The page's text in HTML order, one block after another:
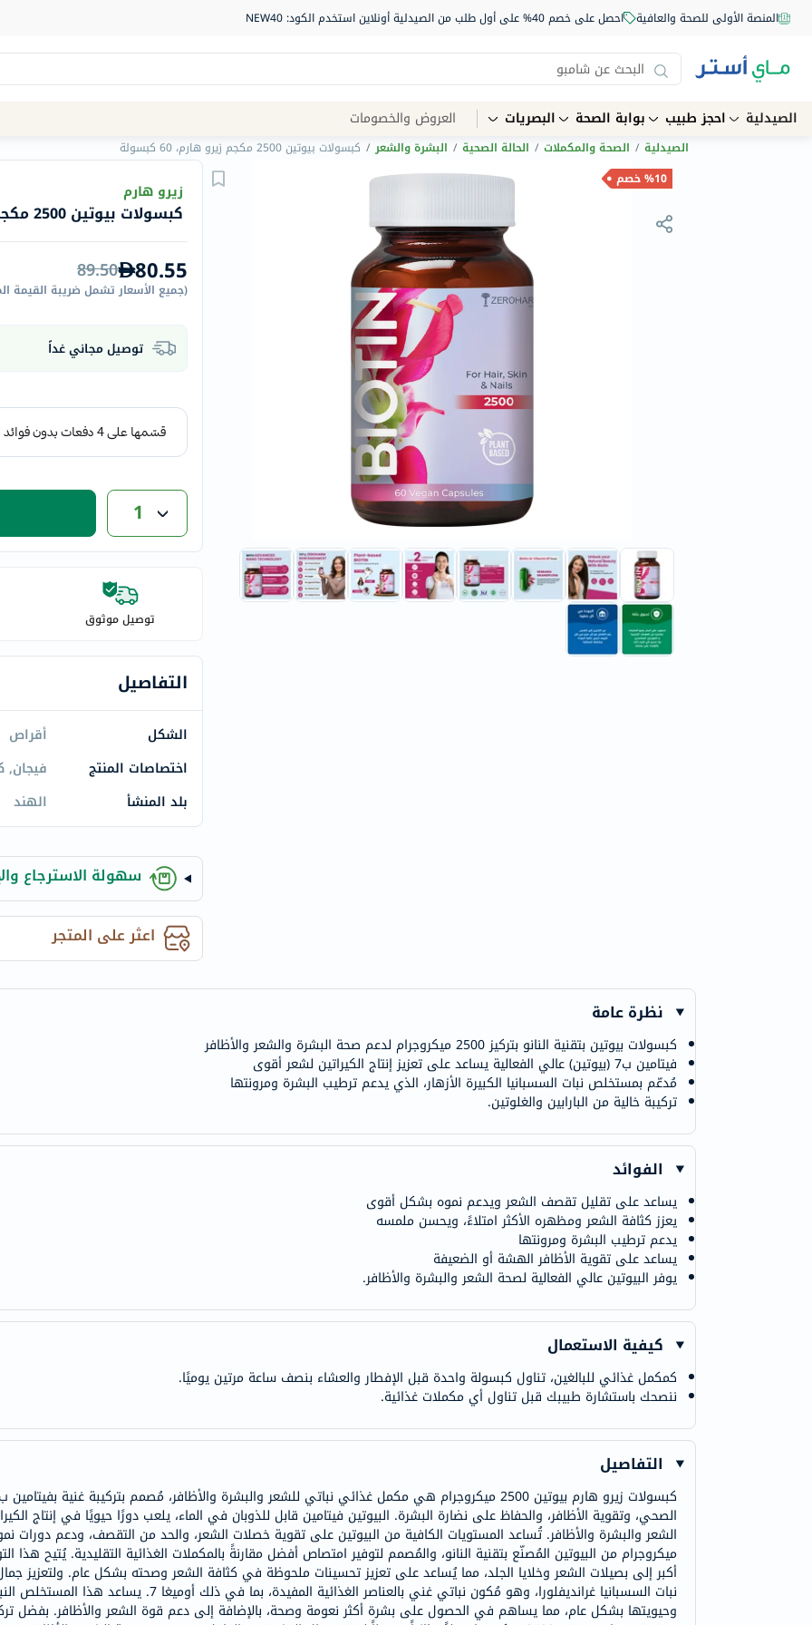
المنصة الأولى للصحة والعافية احصل على خصم 40% على أول طلب من الصيدلية أونلاين استخدم الكود: NEW40
Navigation
الصيدلية
الماركات
Humantara
carroten
eucerin
vitabiotics
vichy
acm
country-
life
blueberry-
naturals
bepanthen
21st-
century
chek
activise
acuvue
annemarie-
borlind
webber-
cerave
K18
uriage
paleo
optimumnutrition
cosrx
vitalproteins
optibac
OMRON
fino
الصيدلية احجز طبيب بوابة الصحة البصريات العروض والخصومات
الصيدلية / الصحة والمكملات / الحالة الصحية / البشرة والشعر / كبسولات بيوتين 2500 مكجم زيرو هارم، 60 كبسولة
%10 خصم
زيرو هارم
كبسولات بيوتين 2500 مكجم زيرو هارم، 60 كبسولة
80.55
89.50
(جميع الأسعار تشمل ضريبة القيمة
توصيل مجاني غداً
1
توصيل موثوق
التفاصيل
الشكل
أقراص
اختصاصات المنتج
فيجان,
بلد المنشأ
الهند
سهولة الاسترجاع
اعثر على المتجر
نظرة عامة
كبسولات بيوتين بتقنية النانو بتركيز 2500 ميكروجرام لدعم صحة البشرة والشعر والأظافر
فيتامين ب7 (بيوتين) عالي الفعالية يساعد على تعزيز إنتاج الكيراتين لشعر أقوى
مُدعّم بمستخلص نبات السسبانيا الكبيرة الأزهار، الذي يدعم ترطيب البشرة ومرونتها
تركيبة خالية من البارابين والغلوتين.
الفوائد
يساعد على تقليل تقصف الشعر ويدعم نموه بشكل أقوى
يعزز كثافة الشعر ومظهره الأكثر امتلاءً، ويحسن ملمسه
يدعم ترطيب البشرة ومرونتها
يساعد على تقوية الأظافر الهشة أو الضعيفة
يوفر البيوتين عالي الفعالية لصحة الشعر والبشرة والأظافر.
كيفية الاستعمال
كمكمل غذائي للبالغين، تناول كبسولة واحدة قبل الإفطار والعشاء بنصف ساعة مرتين يوميًا.
ننصحك باستشارة طبيبك قبل تناول أي مكملات غذائية.
التفاصيل
الصحي، وتقوية الأظافر، والحفاظ على نضارة البشرة. البيوتين فيتامين قابل للذوبان في الماء، يلعب دورًا حيويًا في إنتاج
ميكروجرام من البيوتين المُصنّع بتقنية النانو، والمُصمم لتوفير امتصاص أفضل مقارنةً بالمكملات الغذائية التقليدية. يُتيح هذا
أكبر إلى بصيلات الشعر وخلايا الجلد، مما يُساعد على تعزيز تحسينات ملحوظة في كثافة الشعر وصحته بشكل عام.
نبات السسبانيا غرانديفلورا، وهو مُكون نباتي غني بالعناصر
وحيويتها بشكل عام، مما يساهم في الحصول على بشرة أكثر نعومة وصحة، بالإضافة إلى دعم قوة الشعر والأظافر. بفضل